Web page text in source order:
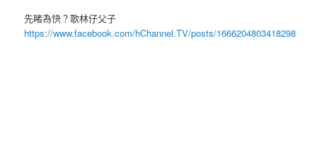
先睹為快？歌林仔父子
https://www.facebook.com/hChannel.TV/posts/1666204803418298